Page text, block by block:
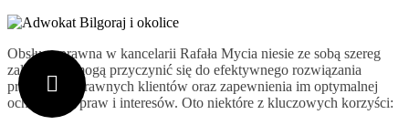
Obsługa prawna w kancelarii Rafała Mycia niesie ze sobą szereg
zalet, które mogą przyczynić się do efektywnego rozwiązania
problemów prawnych klientów oraz zapewnienia im optymalnej
ochrony ich praw i interesów. Oto niektóre z kluczowych korzyści: